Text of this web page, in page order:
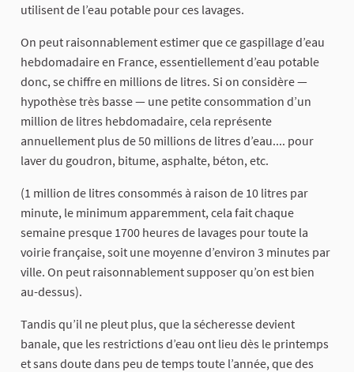
utilisent de l’eau potable pour ces lavages.
On peut raisonnablement estimer que ce gaspillage d’eau
hebdomadaire en France, essentiellement d’eau potable
donc, se chiffre en millions de litres. Si on considère —
hypothèse très basse — une petite consommation d’un
million de litres hebdomadaire, cela représente
annuellement plus de 50 millions de litres d’eau.... pour
laver du goudron, bitume, asphalte, béton, etc.
(1 million de litres consommés à raison de 10 litres par
minute, le minimum apparemment, cela fait chaque
semaine presque 1700 heures de lavages pour toute la
voirie française, soit une moyenne d’environ 3 minutes par
ville. On peut raisonnablement supposer qu’on est bien
au-dessus).
Tandis qu’il ne pleut plus, que la sécheresse devient
banale, que les restrictions d’eau ont lieu dès le printemps
et sans doute dans peu de temps toute l’année, que des